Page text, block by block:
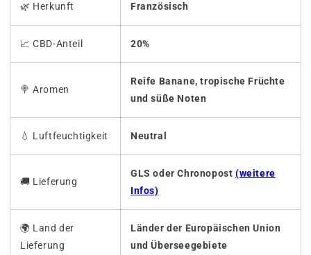
🌿 Herkunft Französisch
📈 CBD-Anteil 20%
🍭Aromen
Reife Banane, tropische Früchte
und süße Noten
💧 Luftfeuchtigkeit Neutral
🚚 Lieferung
GLS oder Chronopost (weitere
Infos)
🌍 Land der
Lieferung
Länder der Europäischen Union
und Überseegebiete